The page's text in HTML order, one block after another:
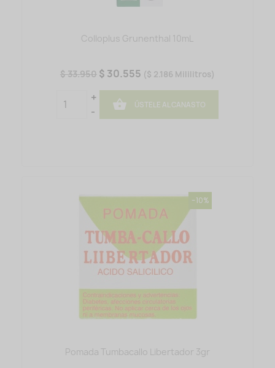
Colloplus Grunenthal 10mL
$ 33.950 $ 30.555 ($ 2.186 Mililitros)
+
-
 ÚSTELE AL CANASTO
Pomada Tumbacallo Libertador 3gr
-10%